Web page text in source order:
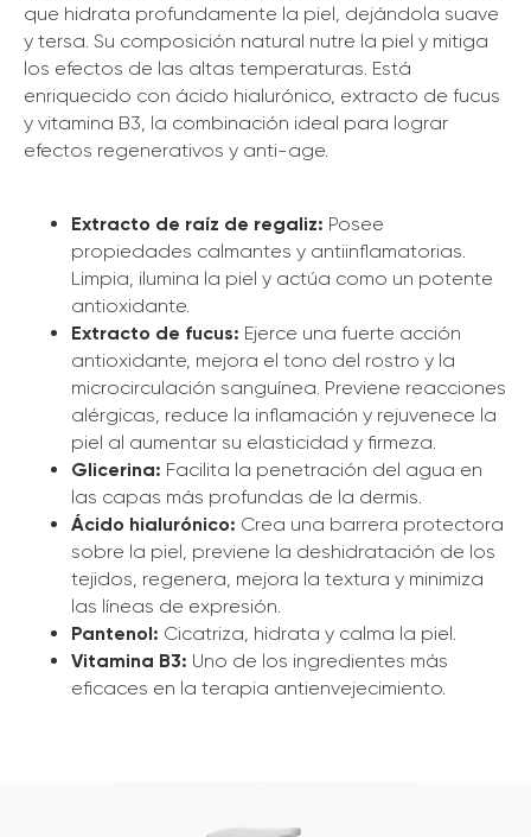
que hidrata profundamente la piel, dejándola suave
y tersa. Su composición natural nutre la piel y mitiga
los efectos de las altas temperaturas. Está
enriquecido con ácido hialurónico, extracto de fucus
y vitamina B3, la combinación ideal para lograr
efectos regenerativos y anti-age.
Extracto de raíz de regaliz: Posee
propiedades calmantes y antiinflamatorias.
Limpia, ilumina la piel y actúa como un potente
antioxidante.
Extracto de fucus: Ejerce una fuerte acción
antioxidante, mejora el tono del rostro y la
microcirculación sanguínea. Previene reacciones
alérgicas, reduce la inflamación y rejuvenece la
piel al aumentar su elasticidad y firmeza.
Glicerina: Facilita la penetración del agua en
las capas más profundas de la dermis.
Ácido hialurónico: Crea una barrera protectora
sobre la piel, previene la deshidratación de los
tejidos, regenera, mejora la textura y minimiza
las líneas de expresión.
Pantenol: Cicatriza, hidrata y calma la piel.
Vitamina B3: Uno de los ingredientes más
eficaces en la terapia antienvejecimiento.